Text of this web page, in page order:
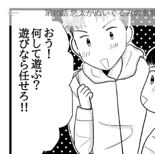
第16話 悠太がぬいぐるみの名
えたぞ(*´ω｀*)